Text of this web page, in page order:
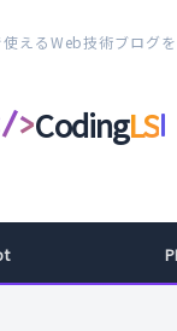
えるWeb技術ブログ
>CodingLS